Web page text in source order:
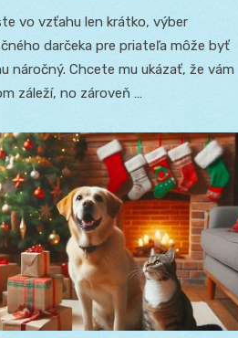
vo vzťahu len krátko, výber
darčeka pre priateľa môže byť
náročný. Chcete mu ukázať, že vám
záleží, no zároveň …